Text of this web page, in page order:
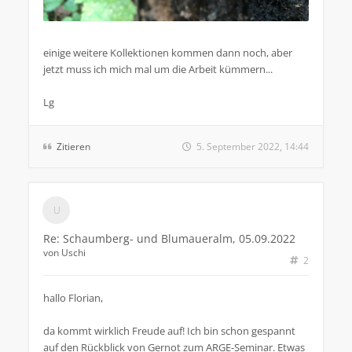
einige weitere Kollektionen kommen dann noch, aber
jetzt muss ich mich mal um die Arbeit kümmern...
Lg
Zitieren 5. September 2022, 14:44
Re: Schaumberg- und Blumaueralm, 05.09.2022
2
von Uschi
hallo Florian,
da kommt wirklich Freude auf! Ich bin schon gespannt
auf den Rückblick von Gernot zum ARGE-Seminar. Etwas